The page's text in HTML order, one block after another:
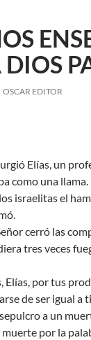
OSCAR EDITOR
Elías, un
como una llama.
israelitas el
cerró las
tres veces
Elías, por tus
de ser igual a
a un
muerte por la